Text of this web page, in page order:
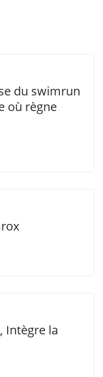
du swimrun
où règne
Intègre la